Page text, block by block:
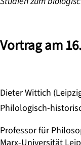
Vortrag am
Dieter Wittich
Philologisch-
Professor für